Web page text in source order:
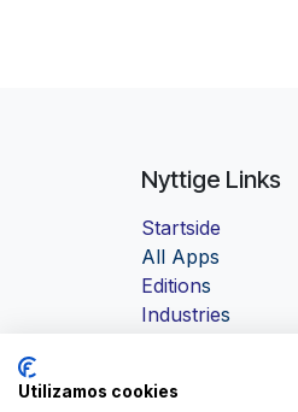
Nyttige Links
Startside
All Apps
Editions
Industries
Utilizamos cookies